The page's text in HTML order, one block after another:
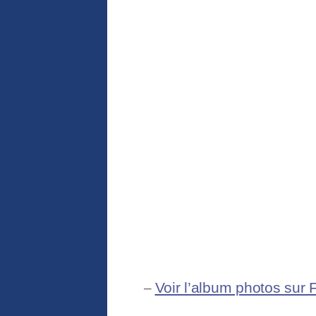
– Voir l’album photos sur